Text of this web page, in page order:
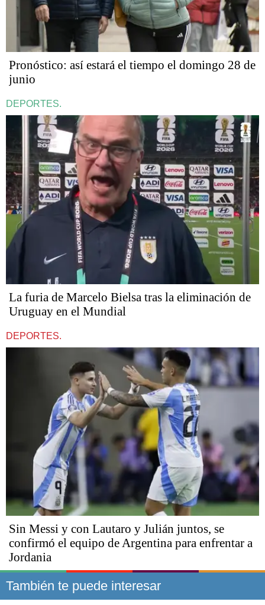
Pronóstico: así estará el tiempo el domingo 28 de
junio
DEPORTES.
La furia de Marcelo Bielsa tras la eliminación de
Uruguay en el Mundial
DEPORTES.
Sin Messi y con Lautaro y Julián juntos, se
confirmó el equipo de Argentina para enfrentar a
Jordania
También te puede interesar